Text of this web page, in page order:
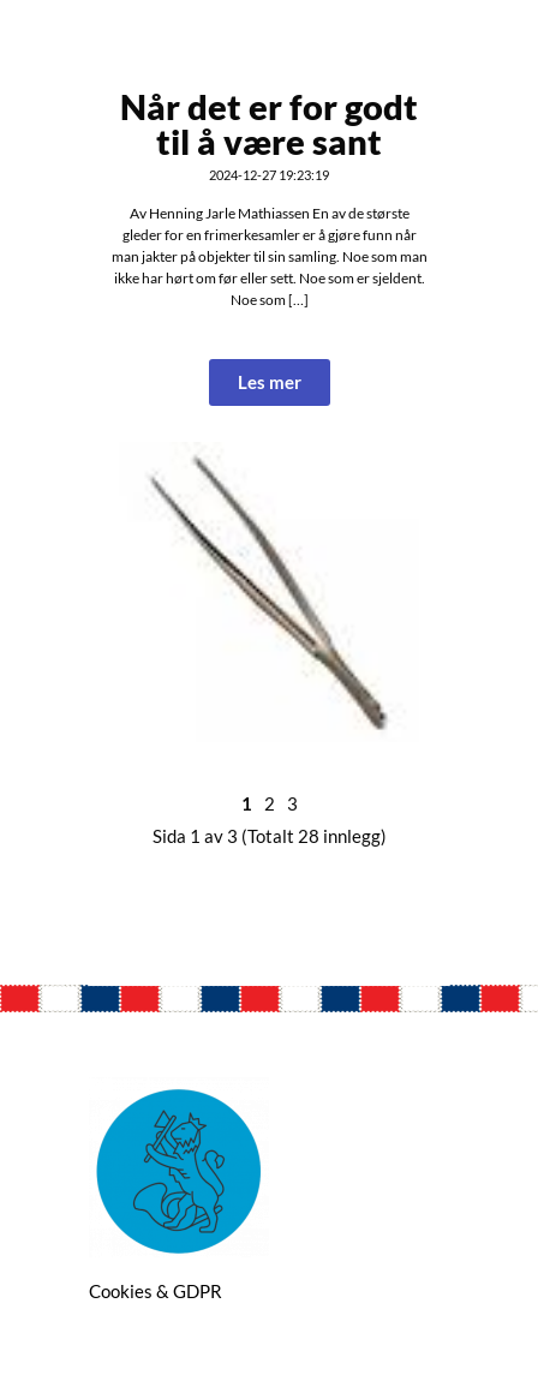
Når det er for godt
til å være sant
2024-12-27 19:23:19
Av Henning Jarle Mathiassen En av de største
gleder for en frimerkesamler er å gjøre funn når
man jakter på objekter til sin samling. Noe som man
ikke har hørt om før eller sett. Noe som er sjeldent.
Noe som […]
Les mer
1 2
3
Sida 1 av 3 (Totalt 28 innlegg)
Cookies & GDPR